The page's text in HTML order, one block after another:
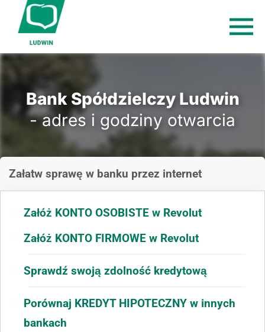
Bank Spółdzielczy Ludwin
- adres i godziny otwarcia
Załatw sprawę w banku przez internet
Załóż KONTO OSOBISTE w Revolut
Załóż KONTO FIRMOWE w Revolut
Sprawdź swoją zdolność kredytową
Porównaj KREDYT HIPOTECZNY w innych
bankach